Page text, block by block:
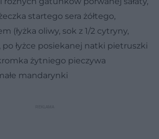
startego sera żółtego,
(łyżka oliwy, sok z 1/2 cytryny,
po łyżce posiekanej natki pietruszki
żytniego pieczywa
mandarynki